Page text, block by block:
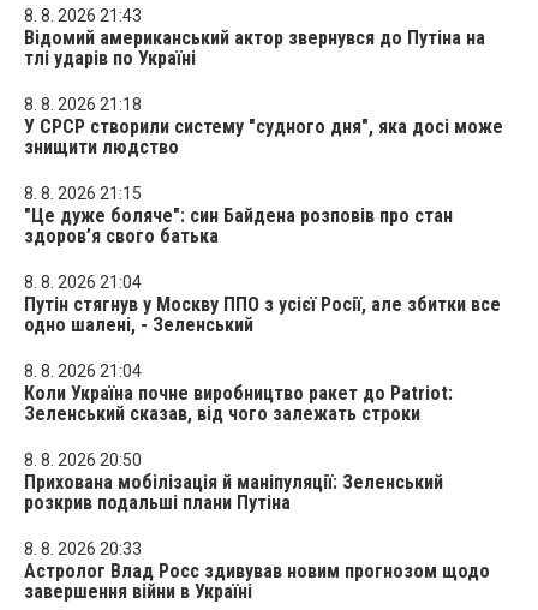
8. 8. 2026 21:43
Відомий американський актор звернувся до Путіна на
тлі ударів по Україні
8. 8. 2026 21:18
У СРСР створили систему "судного дня", яка досі може
знищити людство
8. 8. 2026 21:15
"Це дуже боляче": син Байдена розповів про стан
здоров’я свого батька
8. 8. 2026 21:04
Путін стягнув у Москву ППО з усієї Росії, але збитки все
одно шалені, - Зеленський
8. 8. 2026 21:04
Коли Україна почне виробництво ракет до Patriot:
Зеленський сказав, від чого залежать строки
8. 8. 2026 20:50
Прихована мобілізація й маніпуляції: Зеленський
розкрив подальші плани Путіна
8. 8. 2026 20:33
Астролог Влад Росс здивував новим прогнозом щодо
завершення війни в Україні